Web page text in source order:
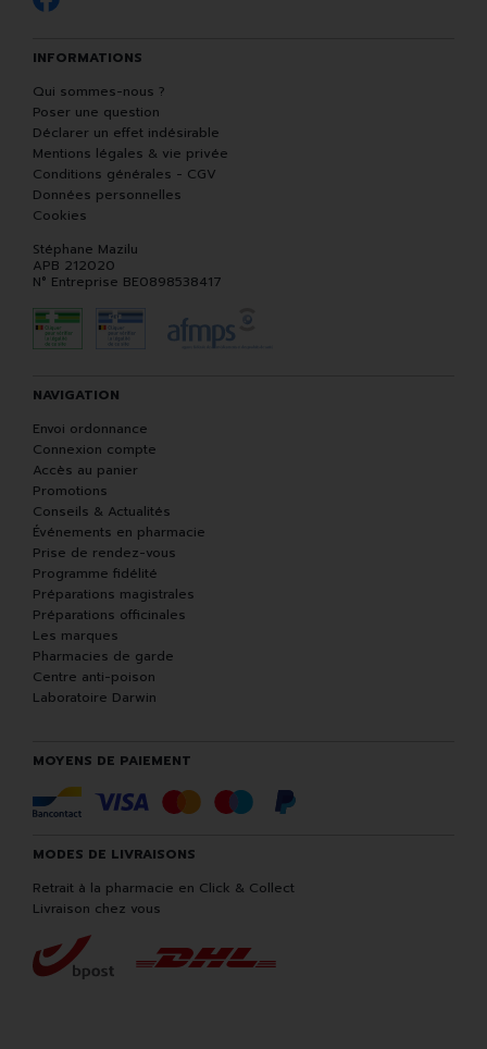
INFORMATIONS
Qui sommes-nous ?
Poser une question
Déclarer un effet indésirable
Mentions légales & vie privée
Conditions générales - CGV
Données personnelles
Cookies
Stéphane Mazilu
APB 212020
N° Entreprise BE0898538417
NAVIGATION
Envoi ordonnance
Connexion compte
Accès au panier
Promotions
Conseils & Actualités
Événements en pharmacie
Prise de rendez-vous
Programme fidélité
Préparations magistrales
Préparations officinales
Les marques
Pharmacies de garde
Centre anti-poison
Laboratoire Darwin
MOYENS DE PAIEMENT
MODES DE LIVRAISONS
Retrait à la pharmacie en Click & Collect
Livraison chez vous